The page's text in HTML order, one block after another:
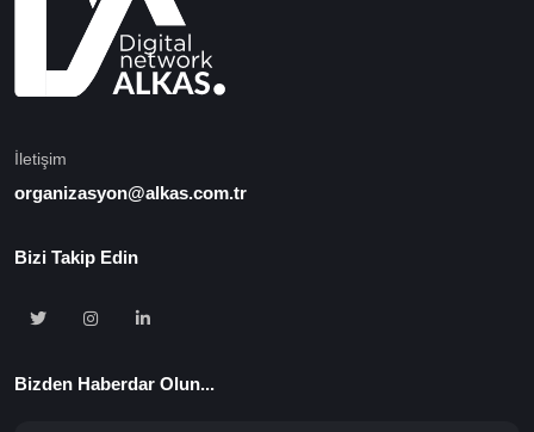
İletişim
organizasyon@alkas.com.tr
Bizi Takip Edin
Bizden Haberdar Olun...